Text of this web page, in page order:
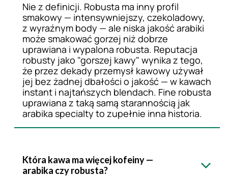
Nie z definicji. Robusta ma inny profil
smakowy — intensywniejszy, czekoladowy,
z wyraźnym body — ale niska jakość arabiki
może smakować gorzej niż dobrze
uprawiana i wypalona robusta. Reputacja
robusty jako "gorszej kawy" wynika z tego,
że przez dekady przemysł kawowy używał
jej bez żadnej dbałości o jakość — w kawach
instant i najtańszych blendach. Fine robusta
uprawiana z taką samą starannością jak
arabika specialty to zupełnie inna historia.
Która kawa ma więcej kofeiny —
arabika czy robusta?